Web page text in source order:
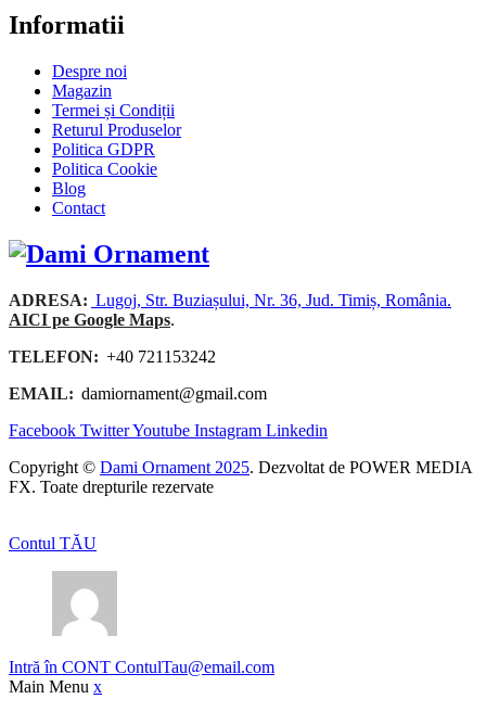
Informatii
Despre noi
Magazin
Termei și Condiții
Returul Produselor
Politica GDPR
Politica Cookie
Blog
Contact
ADRESA: Lugoj, Str. Buziașului, Nr. 36, Jud. Timiș, România.
AICI pe Google Maps.
TELEFON: +40 721153242
EMAIL: damiornament@gmail.com
Facebook TwitterYoutube Instagram Linkedin
Copyright © Dami Ornament 2025. Dezvoltat de POWER MEDIA
FX. Toate drepturile rezervate
Contul TĂU
Intră în CONT ContulTau@email.com
Main Menu x